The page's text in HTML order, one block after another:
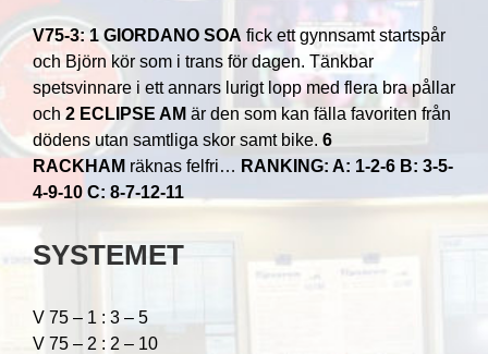
V75-3: 1 GIORDANO SOA fick ett gynnsamt startspår
och Björn kör som i trans för dagen. Tänkbar
spetsvinnare i ett annars lurigt lopp med flera bra pållar
och 2 ECLIPSE AM är den som kan fälla favoriten från
dödens utan samtliga skor samt bike. 6
RACKHAM räknas felfri… RANKING: A: 1-2-6 B: 3-5-
4-9-10 C: 8-7-12-11
SYSTEMET
V 75 – 1 : 3 – 5
V 75 – 2 : 2 – 10